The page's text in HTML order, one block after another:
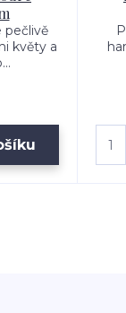
pečlivě
květy a